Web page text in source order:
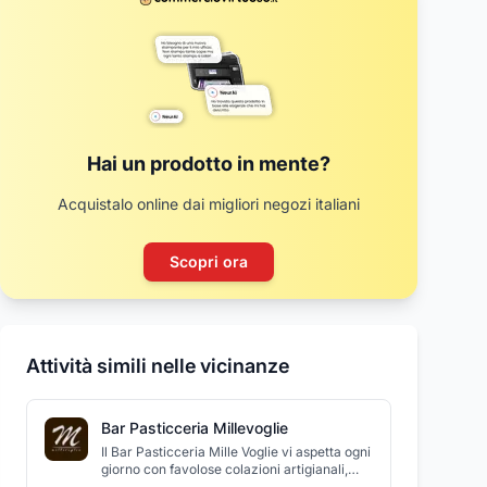
Hai un prodotto in mente?
Acquistalo online dai migliori negozi italiani
Scopri ora
Attività simili nelle vicinanze
Bar Pasticceria Millevoglie
Il Bar Pasticceria Mille Voglie vi aspetta ogni
giorno con favolose colazioni artigianali,